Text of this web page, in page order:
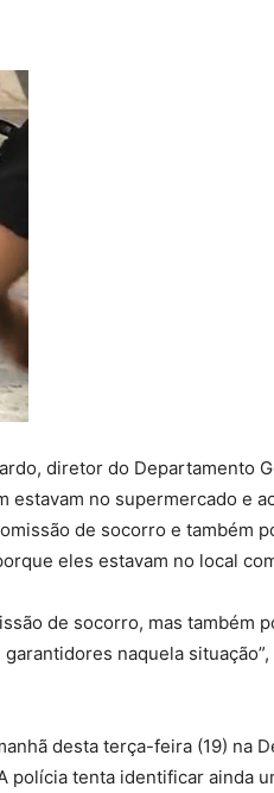
diretor do Departamento
no supermercado e
de socorro e também
eles estavam no local
de socorro, mas também
naquela
desta terça-feira (19) na
polícia tenta identificar ainda